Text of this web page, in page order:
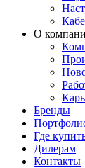
О
Бренды
Где
Дилерам
Контакты